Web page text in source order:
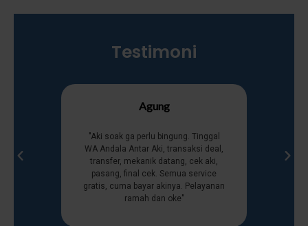
Testimoni
"Aki soak ga perlu bingung. Tinggal
WA Andala Antar Aki, transaksi deal,
transfer, mekanik datang, cek aki,
pasang, final cek. Semua service
gratis, cuma bayar akinya. Pelayanan
ramah dan oke"
Agung
Andala
urusan